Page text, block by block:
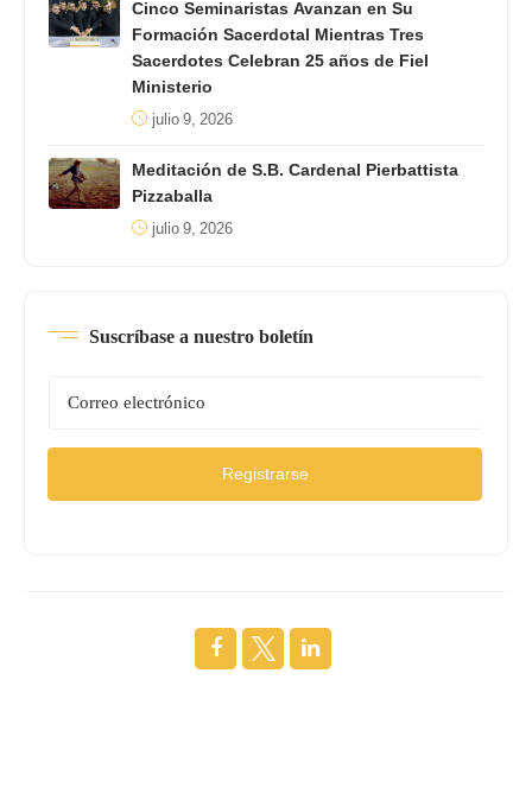
Cinco Seminaristas Avanzan en Su
Formación Sacerdotal Mientras Tres
Sacerdotes Celebran 25 años de Fiel
Ministerio
julio 9, 2026
Meditación de S.B. Cardenal Pierbattista
Pizzaballa
julio 9, 2026
Suscríbase a nuestro boletín
Registrarse